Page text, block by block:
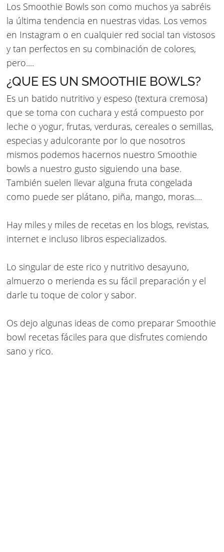
Los Smoothie Bowls son como muchos ya sabréis
la última tendencia en nuestras vidas. Los vemos
en Instagram o en cualquier red social tan vistosos
y tan perfectos en su combinación de colores,
pero....
¿QUE ES UN SMOOTHIE BOWLS?
Es un batido nutritivo y espeso (textura cremosa)
que se toma con cuchara y está compuesto por
leche o yogur, frutas, verduras, cereales o semillas,
especias y adulcorante por lo que nosotros
mismos podemos hacernos nuestro Smoothie
bowls a nuestro gusto siguiendo una base.
También suelen llevar alguna fruta congelada
como puede ser plátano, piña, mango, moras....
Hay miles y miles de recetas en los blogs, revistas,
internet e incluso libros especializados.
Lo singular de este rico y nutritivo desayuno,
almuerzo o merienda es su fácil preparación y el
darle tu toque de color y sabor.
Os dejo algunas ideas de como preparar Smoothie
bowl recetas fáciles para que disfrutes comiendo
sano y rico.